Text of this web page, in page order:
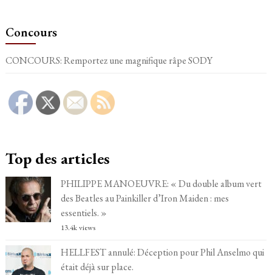
Concours
CONCOURS: Remportez une magnifique râpe SODY
Top des articles
PHILIPPE MANOEUVRE: « Du double album vert
des Beatles au Painkiller d’Iron Maiden : mes
essentiels. »
13.4k views
HELLFEST annulé: Déception pour Phil Anselmo qui
était déjà sur place.